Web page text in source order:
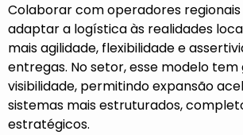
Colaborar com operadores
adaptar a logística às realidades
mais agilidade, flexibilidade e
entregas. No setor, esse modelo tem
visibilidade, permitindo expansão
sistemas mais estruturados,
estratégicos.